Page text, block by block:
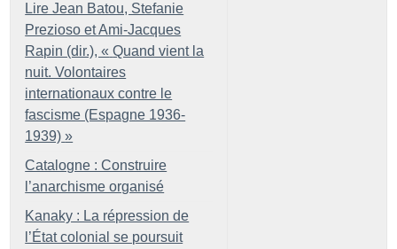
Lire Jean Batou, Stefanie
Prezioso et Ami-Jacques
Rapin (dir.), « Quand vient la
nuit. Volontaires
internationaux contre le
fascisme (Espagne 1936-
1939) »
Catalogne : Construire
l’anarchisme organisé
Kanaky : La répression de
l’État colonial se poursuit